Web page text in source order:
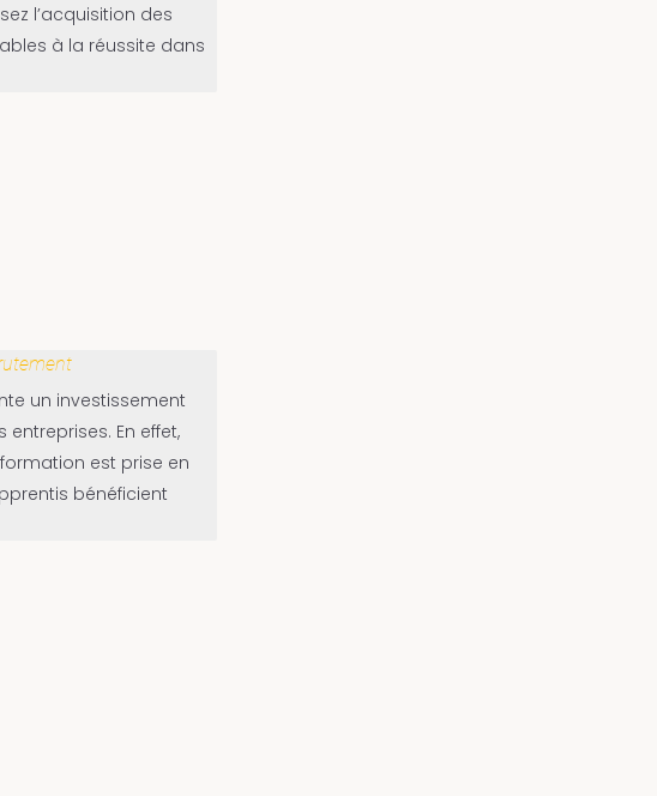
l’acquisition des
à la réussite dans
un investissement
En effet,
est prise en
bénéficient